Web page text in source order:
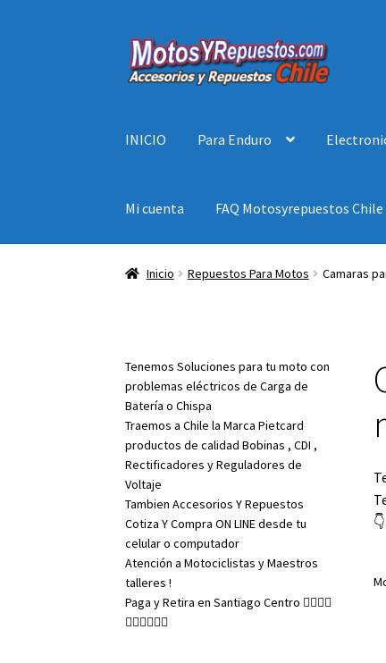
Ir
a
Ir
al
INICIO Para Enduro
Mi cuenta FAQ Motosyrepuestos Chile
Inicio Repuestos Para Motos Camaras
Tenemos Soluciones para tu moto con
problemas eléctricos de Carga de
Batería o Chispa
Traemos a Chile la Marca Pietcard
productos de calidad Bobinas , CDI ,
Rectificadores y Reguladores de
Voltaje
Tambien Accesorios Y Repuestos
Cotiza Y Compra ON LINE desde tu
celular o computador
Atención a Motociclistas y Maestros
talleres !
Paga y Retira en Santiago Centro 👇🏼👇🏼
👇🏼👇🏼👇🏼